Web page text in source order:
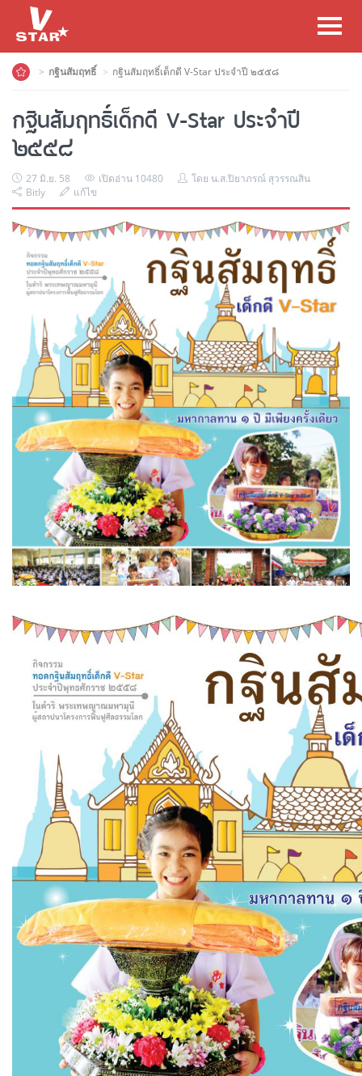
กฐินสัมฤทธิ์ กฐินสัมฤทธิ์เด็กดี V-Star ประจำปี ๒๕๕๘
กฐินสัมฤทธิ์เด็กดี V-Star ประจำปี
๒๕๕๘
27 มิ.ย. 58 เปิดอ่าน 10480
โดย น.ส.ปิยาภรณ์ สุวรรณสิน
Bitly
แก้ไข